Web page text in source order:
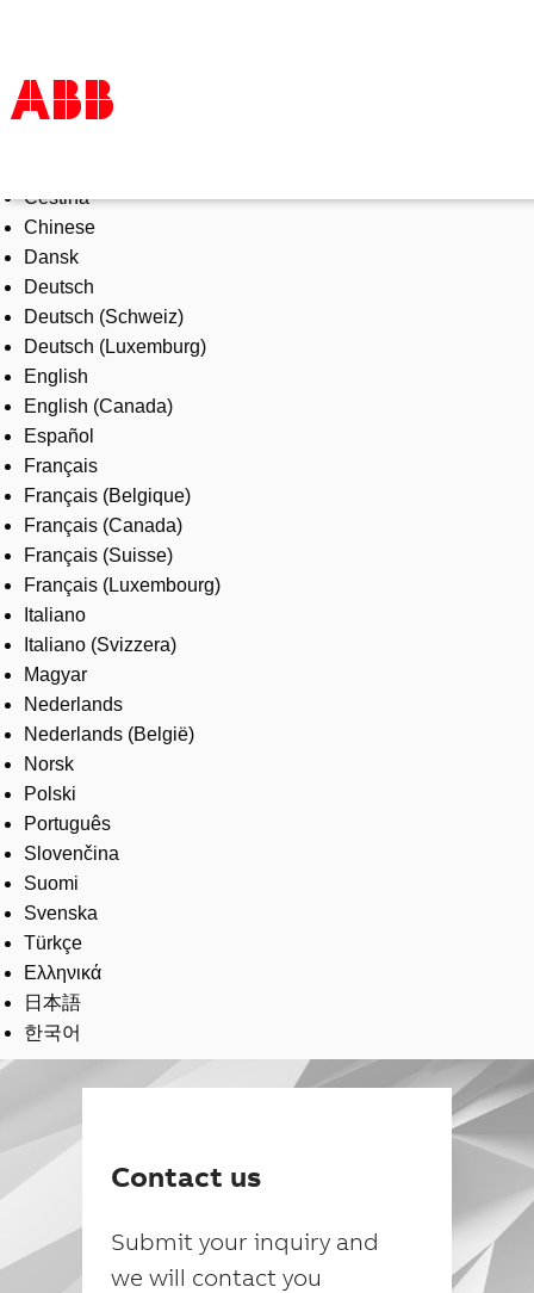
Products & Solutions
Industries
Services
About us
Where to buy
Contact us
Careers
Čeština
Chinese
Dansk
Deutsch
Deutsch (Schweiz)
Deutsch (Luxemburg)
English
English (Canada)
Español
Français
Français (Belgique)
Français (Canada)
Français (Suisse)
Français (Luxembourg)
Italiano
Italiano (Svizzera)
Magyar
Nederlands
Nederlands (België)
Norsk
Polski
Português
Slovenčina
Suomi
Svenska
Türkçe
Ελληνικά
日本語
한국어
Contact us
Submit your inquiry and
we will contact you